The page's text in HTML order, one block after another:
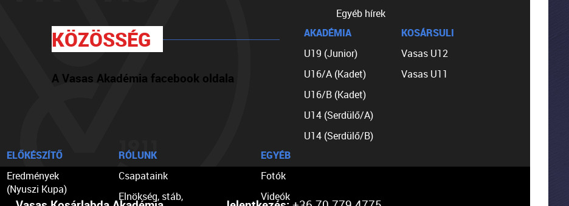
KÖZÖSSÉG
A Vasas Akadémia facebook oldala
Egyéb hírek
AKADÉMIA
U19 (Junior)
U16/A (Kadet)
U16/B (Kadet)
U14 (Serdülő/A)
U14 (Serdülő/B)
KOSÁRSULI
Vasas U12
Vasas U11
ELŐKÉSZÍTŐ
Eredmények
(Nyuszi Kupa)
RÓLUNK
Csapataink
Elnökség, stáb,
EGYÉB
Fotók
Videók